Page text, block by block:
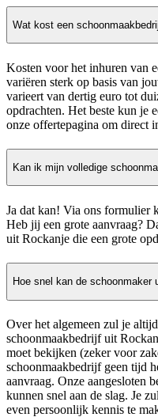
Wat kost een
Kosten voor het inhuren van
variëren sterk op basis van
varieert van dertig euro tot
opdrachten. Het beste kun je
onze offertepagina om direct
Kan ik mijn volledige
Ja dat kan! Via ons formulier
Heb jij een grote aanvraag?
uit Rockanje die een grote
Hoe snel kan de schoonmaker
Over het algemeen zul je
schoonmaakbedrijf uit
moet bekijken (zeker voor
schoonmaakbedrijf geen tijd
aanvraag. Onze aangesloten
kunnen snel aan de slag. Je
even persoonlijk kennis te